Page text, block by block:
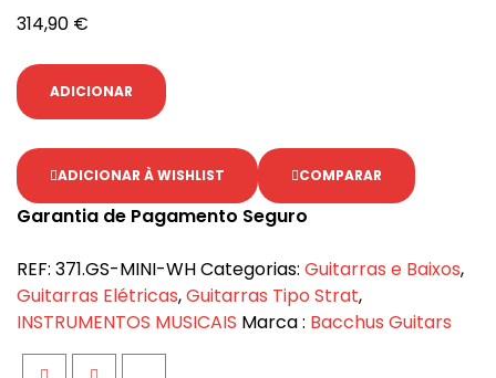
314,90 €
ADICIONAR
ADICIONAR À WISHLIST COMPARAR
Garantia de Pagamento Seguro
REF: 371.GS-MINI-WHCategorias: Guitarras e Baixos,
Guitarras Elétricas,Guitarras Tipo Strat,
INSTRUMENTOS MUSICAIS Marca : Bacchus Guitars